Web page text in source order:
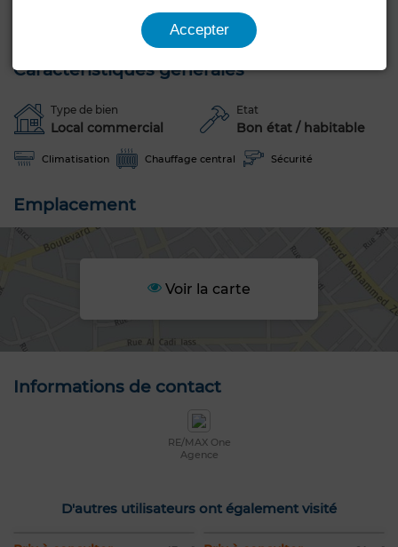
Opportunité d’investissement à fort potentiel
Caractéristiques générales
Type de bien
Local commercial
Etat
Bon état / habitable
Climatisation Chauffage central Sécurité
Emplacement
Voir la carte
Informations de contact
RE/MAX One
Agence
D'autres utilisateurs ont également visité
Accepter